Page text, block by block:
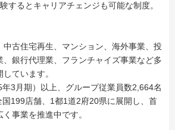
するとキャリアチェンジも可能な制度。
中古住宅再生、マンション、海外事業、投
、銀行代理業、フランチャイズ事業など多
ています。
3月期）以上、グループ従業員数2,664名
国199店舗、1都1道2府20県に展開し、首
事業を推進中です。